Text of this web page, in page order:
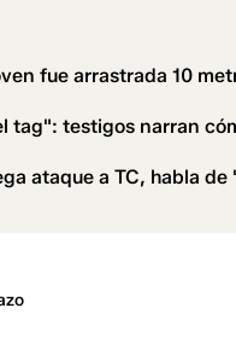
fue arrastrada 10
tag": testigos narran
ataque a TC, habla